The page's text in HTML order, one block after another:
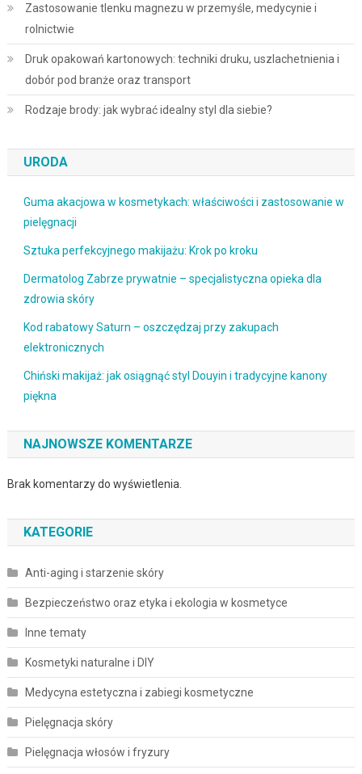
Zastosowanie tlenku magnezu w przemyśle, medycynie i
rolnictwie
Druk opakowań kartonowych: techniki druku, uszlachetnienia i
dobór pod branże oraz transport
Rodzaje brody: jak wybrać idealny styl dla siebie?
URODA
Guma akacjowa w kosmetykach: właściwości i zastosowanie w
pielęgnacji
Sztuka perfekcyjnego makijażu: Krok po kroku
Dermatolog Zabrze prywatnie – specjalistyczna opieka dla
zdrowia skóry
Kod rabatowy Saturn – oszczędzaj przy zakupach
elektronicznych
Chiński makijaż: jak osiągnąć styl Douyin i tradycyjne kanony
piękna
NAJNOWSZE KOMENTARZE
Brak komentarzy do wyświetlenia.
KATEGORIE
Anti-aging i starzenie skóry
Bezpieczeństwo oraz etyka i ekologia w kosmetyce
Inne tematy
Kosmetyki naturalne i DIY
Medycyna estetyczna i zabiegi kosmetyczne
Pielęgnacja skóry
Pielęgnacja włosów i fryzury